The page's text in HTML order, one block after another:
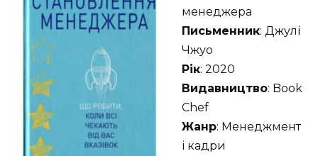
менеджера
Письменник: Джулі
Чжуо
Рік: 2020
Видавництво: Book
Chef
Жанр: Менеджмент
і кадри